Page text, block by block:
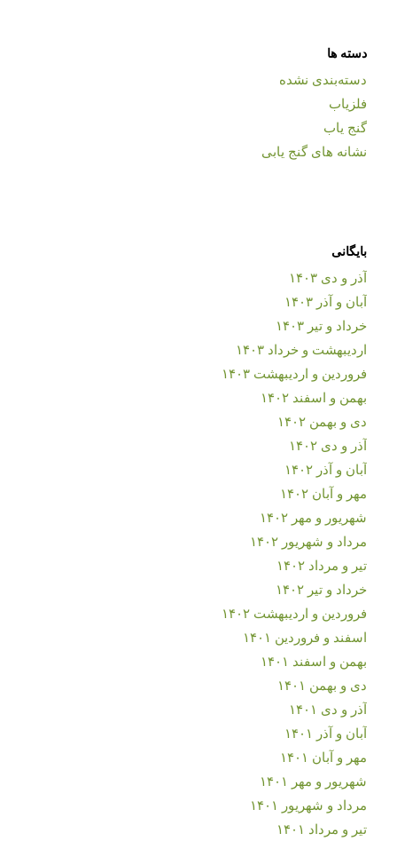
دسته ها
دسته‌بندی نشده
فلزیاب
گنج یاب
نشانه های گنج یابی
بایگانی
آذر و دی ۱۴۰۳
آبان و آذر ۱۴۰۳
خرداد و تیر ۱۴۰۳
اردیبهشت و خرداد ۱۴۰۳
فروردین و اردیبهشت ۱۴۰۳
بهمن و اسفند ۱۴۰۲
دی و بهمن ۱۴۰۲
آذر و دی ۱۴۰۲
آبان و آذر ۱۴۰۲
مهر و آبان ۱۴۰۲
شهریور و مهر ۱۴۰۲
مرداد و شهریور ۱۴۰۲
تیر و مرداد ۱۴۰۲
خرداد و تیر ۱۴۰۲
فروردین و اردیبهشت ۱۴۰۲
اسفند و فروردین ۱۴۰۱
بهمن و اسفند ۱۴۰۱
دی و بهمن ۱۴۰۱
آذر و دی ۱۴۰۱
آبان و آذر ۱۴۰۱
مهر و آبان ۱۴۰۱
شهریور و مهر ۱۴۰۱
مرداد و شهریور ۱۴۰۱
تیر و مرداد ۱۴۰۱